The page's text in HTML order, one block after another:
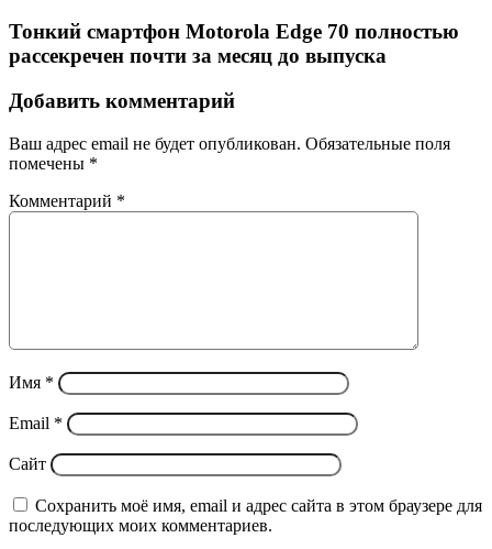
Тонкий смартфон Motorola Edge 70 полностью
рассекречен почти за месяц до выпуска
Добавить комментарий
Ваш адрес email не будет опубликован. Обязательные поля
помечены *
Комментарий *
Имя *
Email *
Сайт
Сохранить моё имя, email и адрес сайта в этом браузере для
последующих моих комментариев.